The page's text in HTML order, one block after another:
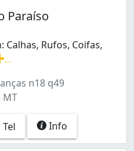
(1)
Paraíso
Rufos, Coifas,
n18 q49
MT
Info